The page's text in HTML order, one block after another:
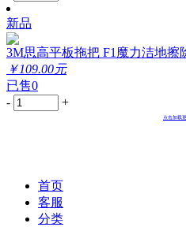
新品
3M思高平板拖把 F1魔力洁地擦
￥109.00元
已售0
-
+
点击加载
首页
客服
分类